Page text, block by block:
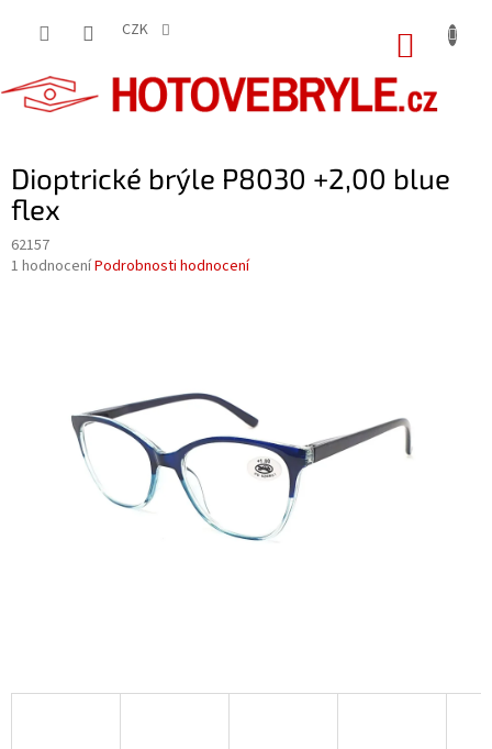
CZK
Dioptrické brýle P8030 +2,00 blue
flex
62157
Průměrné
hvězdiček.
1 hodnoceníPodrobnosti hodnocení